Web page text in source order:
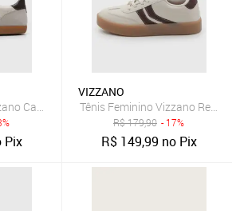
Cadarço Off-White
Pix
VIZZANO
Tênis Feminino Vizzano
R$179,90 - 17%
R$ 149,99 no Pix